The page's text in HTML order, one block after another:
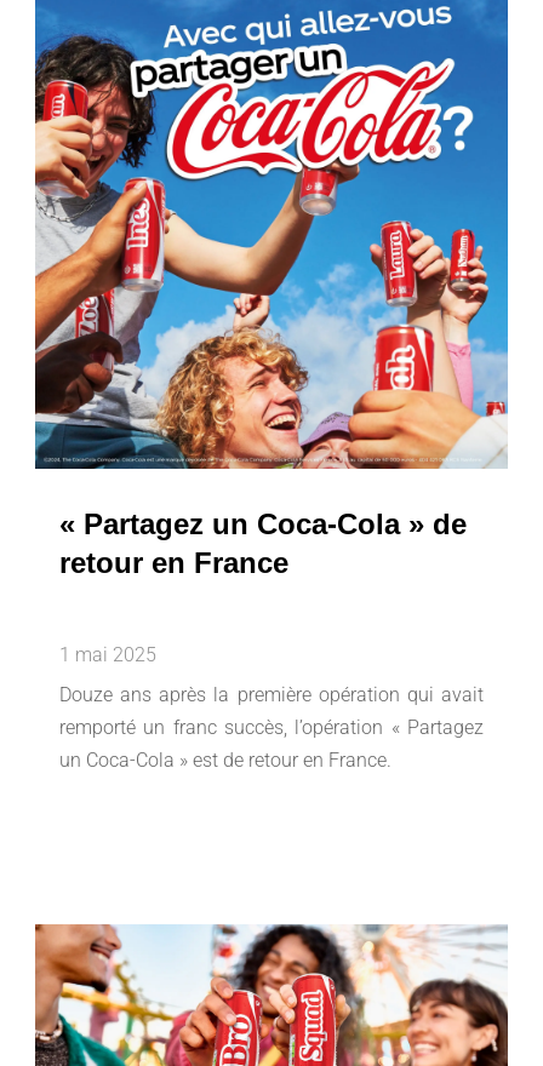
« Partagez un Coca-Cola » de
retour en France
1 mai 2025
Douze ans après la première opération qui avait
remporté un franc succès, l’opération « Partagez
un Coca-Cola » est de retour en France.